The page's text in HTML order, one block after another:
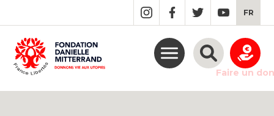
MAIN
CONTENT
FR
Faire un don